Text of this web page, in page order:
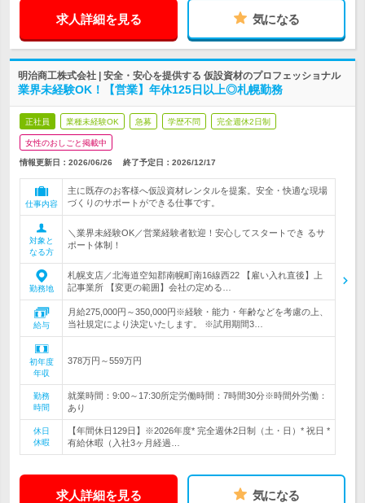
求人詳細を見る 気になる
明治商工株式会社 | 安全・安心を提供する 仮設資材のプロフェッショナル
業界未経験OK！【営業】年休125日以上◎札幌勤務
正社員 業種未経験OK 急募 学歴不問 完全週休2日制
女性のおしごと掲載中
情報更新日：2026/06/26 終了予定日： 2026/12/17
仕事内容
主に既存のお客様へ仮設資材レンタルを提案。安全・快適な現場
づくりのサポートができる仕事です。
対象と
なる方
＼業界未経験OK／営業経験者歓迎！安心してスタートでき るサ
ポート体制！
勤務地
札幌支店／北海道空知郡南幌町南16線西22 【雇い入れ直後】上
記事業所 【変更の範囲】会社の定める…
給与
月給275,000円～350,000円※経験・能力・年齢などを考慮の上、
当社規定により決定いたします。 ※試用期間3…
初年度
年収
378万円～559万円
勤務
時間
就業時間：9:00～17:30所定労働時間：7時間30分※時間外労働：
あり
休日
休暇
【年間休日129日】※2026年度* 完全週休2日制（土・日）* 祝日 *
有給休暇（入社3ヶ月経過…
求人詳細を見る 気になる